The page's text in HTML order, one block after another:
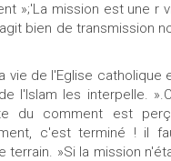
»;'La mission est une r
bien de transmission
vie de l'Eglise catholique
l'Islam les interpelle.
du comment est
c'est terminé ! il
terrain. »Si la mission